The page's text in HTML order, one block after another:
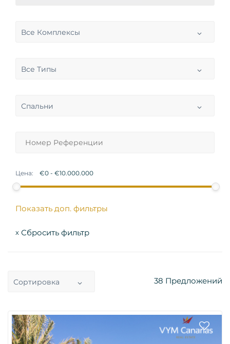
Все Комплексы
Все Типы
Спальни
Цена:
Показать доп. фильтры
x Сбросить фильтр
Сортировка 38 Предложений